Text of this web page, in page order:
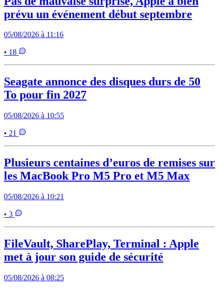
prévu un événement début septembre
05/08/2026 à 11:16
• 18
Seagate annonce des disques durs de 50
To pour fin 2027
05/08/2026 à 10:55
• 21
Plusieurs centaines d’euros de remises sur
les MacBook Pro M5 Pro et M5 Max
05/08/2026 à 10:21
• 3
FileVault, SharePlay, Terminal : Apple
met à jour son guide de sécurité
05/08/2026 à 08:25